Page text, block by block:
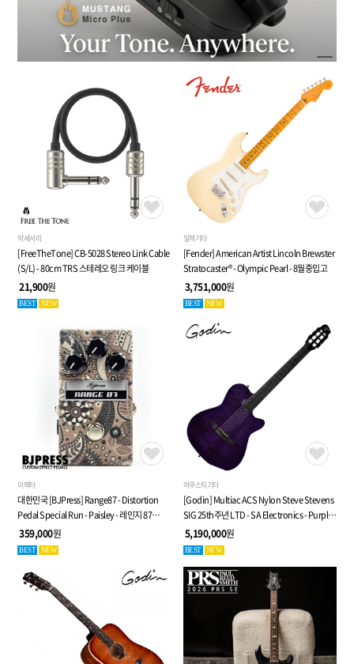
악세서리
[FreeTheTone] CB-5028 Stereo Link Cable
(S/L) - 80cm TRS 스테레오 링크 케이블
21,900원
BEST NEW
일렉기타
[Fender] American Artist Lincoln Brewster
Stratocaster® - Olympic Pearl - 8월중입고
3,751,000원
BEST NEW
이펙터
대한민국 [BJPress] Range87 - Distortion
Pedal Special Run - Paisley - 레인지 87
디스토션 페달
359,000원
BEST NEW
어쿠스틱기타
[Godin] Multiac ACS Nylon Steve Stevens
SIG 25th주년 LTD - SA Electronics - Purple -
전자 클래식 기타 (053940)
5,190,000원
BEST NEW